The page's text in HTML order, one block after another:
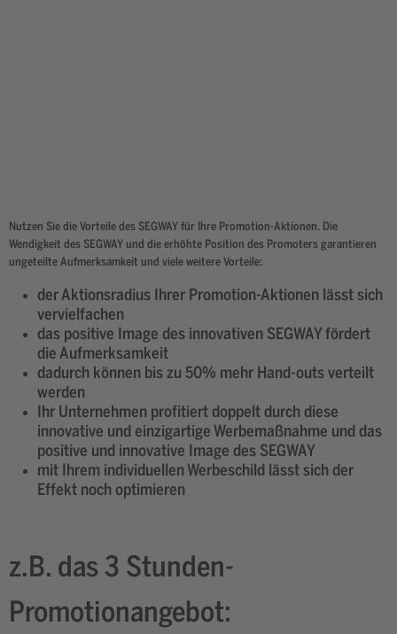
Nutzen Sie die Vorteile des SEGWAY für Ihre Promotion-Aktionen. Die
Wendigkeit des SEGWAY und die erhöhte Position des Promoters garantieren
ungeteilte Aufmerksamkeit und viele weitere Vorteile:
der Aktionsradius Ihrer Promotion-Aktionen lässt sich
vervielfachen
das positive Image des innovativen SEGWAY fördert
die Aufmerksamkeit
dadurch können bis zu 50% mehr Hand-outs verteilt
werden
Ihr Unternehmen profitiert doppelt durch diese
innovative und einzigartige Werbemaßnahme und das
positive und innovative Image des SEGWAY
mit Ihrem individuellen Werbeschild lässt sich der
Effekt noch optimieren
z.B. das 3 Stunden-
Promotionangebot: